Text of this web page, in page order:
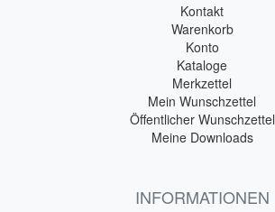
Kontakt
Warenkorb
Konto
Kataloge
Merkzettel
Mein Wunschzettel
Öffentlicher Wunschzettel
Meine Downloads
INFORMATIONEN